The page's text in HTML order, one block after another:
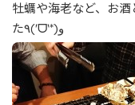
牡蠣や海老など、お酒
た٩(ˊᗜˋ*)و